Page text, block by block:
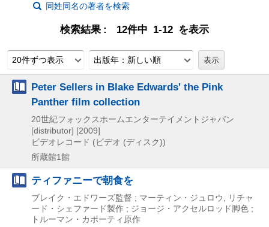
同姓同名の著者を検索
検索結果 12件中 1-12 を表示
20件ずつ表示 出版年：新しい順
Peter Sellers in Blake Edwards' the Pink
Panther film collection
20世紀フォックスホームエンターテイメントジャパン
[distributor] [2009]
ビデオレコード (ビデオ (ディスク))
所蔵館1館
ティファニーで朝食を
ブレイク・エドワーズ監督 ; マーティン・ジュロウ, リチャ
ード・シェファード製作 ; ジョージ・アクセルロッド脚色 ;
トルーマン・カポーティ原作